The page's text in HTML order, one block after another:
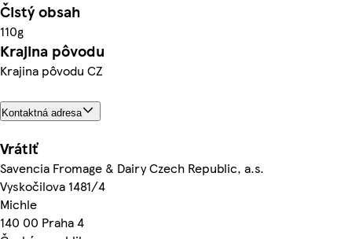
Čistý obsah
110g
Krajina pôvodu
Krajina pôvodu CZ
Kontaktná adresa
Vrátiť
Savencia Fromage & Dairy Czech Republic, a.s.
Vyskočilova 1481/4
Michle
140 00 Praha 4